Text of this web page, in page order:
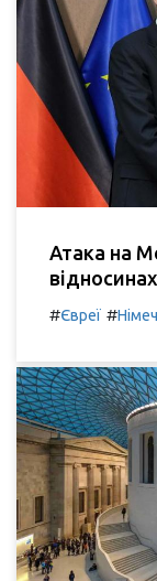
Атака на
#Євреї #